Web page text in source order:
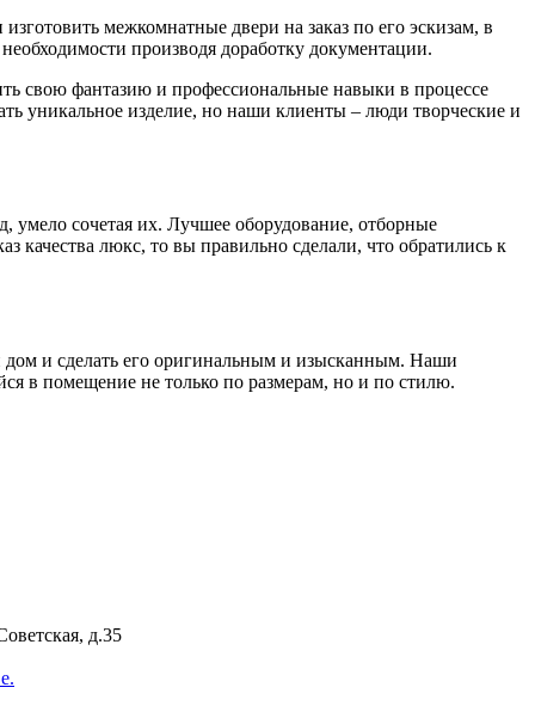
межкомнатные двери на заказ по его эскизам, в
производя доработку документации.
свою фантазию и профессиональные навыки в процессе
уникальное изделие, но наши клиенты – люди творческие и
умело сочетая их. Лучшее оборудование, отборные
люкс, то вы правильно сделали, что обратились к
дом и сделать его оригинальным и изысканным. Наши
в помещение не только по размерам, но и по стилю.
д.35